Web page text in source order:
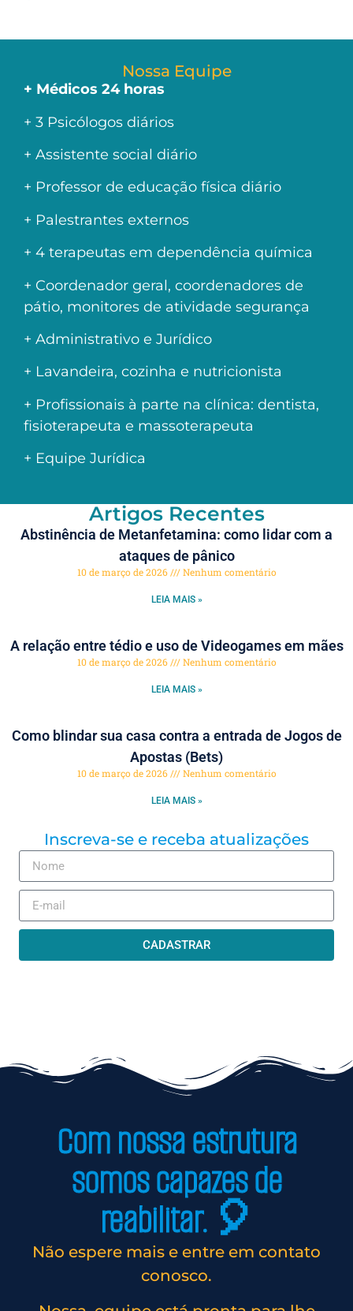
Nossa Equipe
+ Médicos 24 horas
+ 3 Psicólogos diários
+ Assistente social diário
+ Professor de educação física diário
+ Palestrantes externos
+ 4 terapeutas em dependência química
+ Coordenador geral, coordenadores de
pátio, monitores de atividade segurança
+ Administrativo e Jurídico
+ Lavandeira, cozinha e nutricionista
+ Profissionais à parte na clínica: dentista,
fisioterapeuta e massoterapeuta
+ Equipe Jurídica
Artigos Recentes
Abstinência de Metanfetamina: como lidar com a
ataques de pânico
10 de março de 2026 Nenhum comentário
LEIA MAIS »
A relação entre tédio e uso de Videogames em mães
10 de março de 2026 Nenhum comentário
LEIA MAIS »
Como blindar sua casa contra a entrada de Jogos de
Apostas (Bets)
10 de março de 2026 Nenhum comentário
LEIA MAIS »
Inscreva-se e receba atualizações
CADASTRAR
Com nossa estrutura
somos capazes de
reabilitar. 🎈
Não espere mais e entre em contato
conosco.